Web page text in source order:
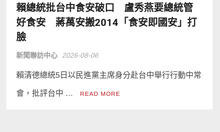
賴總統批台中食安破口 盧秀燕要總統管
好食安 蔣萬安搬2014「食安即國安」打
臉
新聞聯訪中心 2026-08-06
賴清德總統5日以民進黨主席身分赴台中舉行行動中常
會，批評台中 … READ MORE